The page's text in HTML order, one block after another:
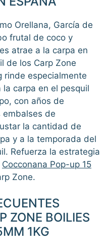
Orellana, García de
frutal de coco y
atrae a la carpa en
de los Carp Zone
rinde especialmente
carpa en el pesquil
con años de
embalses de
la cantidad de
y a la temporada del
Refuerza la estrategia
Cocconana Pop-up 15
Zone.
ZONE BOILIES
1KG